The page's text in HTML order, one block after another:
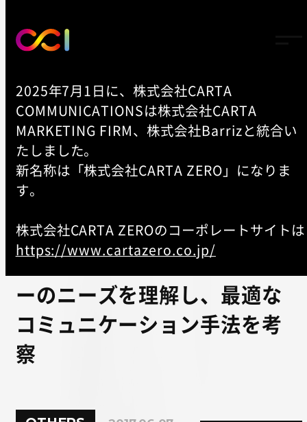
2025年7月1日に、株式会社CARTA
COMMUNICATIONSは株式会社CARTA
MARKETING FIRM、株式会社Barrizと統合い
たしました。
新名称は「株式会社CARTA ZERO」になりま
す。
株式会社CARTA ZEROのコーポレートサイトは
https://www.cartazero.co.jp/
TOP - NEWS
CCI戦略パートナーのxAdがホ
ワイトペーパー「モバイル 購
入への道筋」をリリース
ロケーション情報からユーザ
ーのニーズを理解し、最適な
コミュニケーション手法を考
察